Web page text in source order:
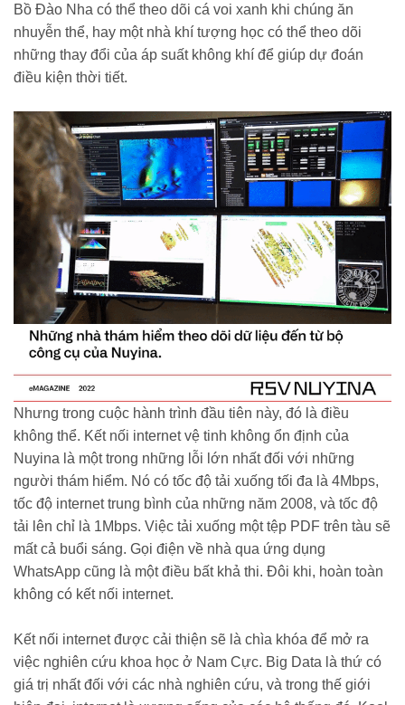
Bồ Đào Nha có thể theo dõi cá voi xanh khi chúng ăn
nhuyễn thể, hay một nhà khí tượng học có thể theo dõi
những thay đổi của áp suất không khí để giúp dự đoán
điều kiện thời tiết.
Nhưng trong cuộc hành trình đầu tiên này, đó là điều
không thể. Kết nối internet vệ tinh không ổn định của
Nuyina là một trong những lỗi lớn nhất đối với những
người thám hiểm. Nó có tốc độ tải xuống tối đa là 4Mbps,
tốc độ internet trung bình của những năm 2008, và tốc độ
tải lên chỉ là 1Mbps. Việc tải xuống một tệp PDF trên tàu sẽ
mất cả buổi sáng. Gọi điện về nhà qua ứng dụng
WhatsApp cũng là một điều bất khả thi. Đôi khi, hoàn toàn
không có kết nối internet.
Kết nối internet được cải thiện sẽ là chìa khóa để mở ra
việc nghiên cứu khoa học ở Nam Cực. Big Data là thứ có
giá trị nhất đối với các nhà nghiên cứu, và trong thế giới